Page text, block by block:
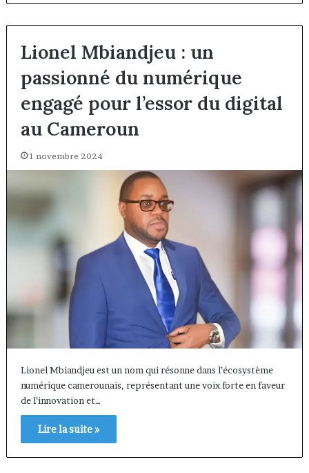
Lionel Mbiandjeu : un
passionné du numérique
engagé pour l’essor du digital
au Cameroun
1 novembre 2024
Lionel Mbiandjeu est un nom qui résonne dans l’écosystème
numérique camerounais, représentant une voix forte en faveur
de l’innovation et…
Lire la suite »